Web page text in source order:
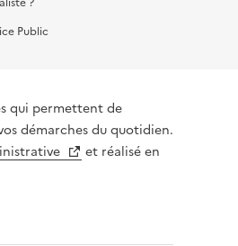
Public
qui permettent de
démarches du quotidien.
et réalisé en